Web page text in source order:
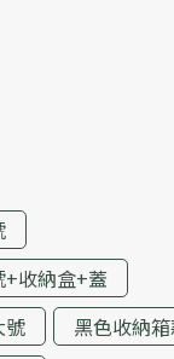
+收納盒+蓋
號
黑色收納